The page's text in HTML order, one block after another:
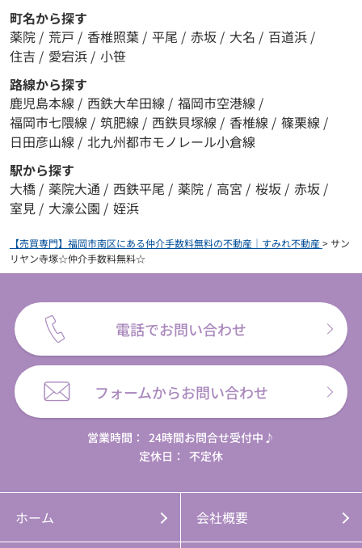
町名から探す
薬院 / 荒戸 / 香椎照葉 / 平尾 / 赤坂 / 大名 / 百道浜 /
住吉 / 愛宕浜 / 小笹
路線から探す
鹿児島本線 / 西鉄大牟田線 / 福岡市空港線 /
福岡市七隈線 / 筑肥線 / 西鉄貝塚線 / 香椎線 / 篠栗線 /
日田彦山線 / 北九州都市モノレール小倉線
駅から探す
大橋 / 薬院大通 / 西鉄平尾 / 薬院 / 高宮 / 桜坂 / 赤坂 /
室見 / 大濠公園 / 姪浜
【売買専門】福岡市南区にある仲介手数料無料の不動産｜すみれ不動産>サン
リヤン寺塚☆仲介手数料無料☆
電話でお問い合わせ
フォームからお問い合わせ
営業時間： 24時間お問合せ受付中♪
定休日：
不定休
ホーム 会社概要